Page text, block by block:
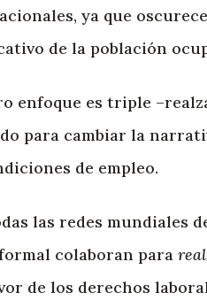
ya que
de la población
enfoque es triple
para cambiar la
de empleo.
las redes mundiales
colaboran para
de los derechos